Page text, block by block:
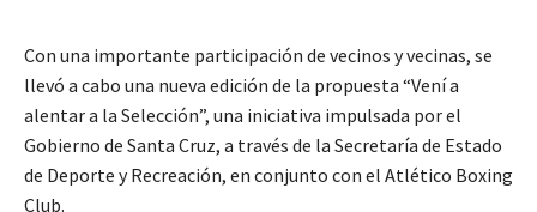
Con una importante participación de vecinos y vecinas, se
llevó a cabo una nueva edición de la propuesta “Vení a
alentar a la Selección”, una iniciativa impulsada por el
Gobierno de Santa Cruz, a través de la Secretaría de Estado
de Deporte y Recreación, en conjunto con el Atlético Boxing
Club.